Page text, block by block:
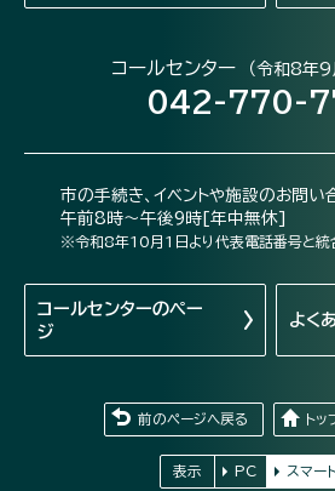
コールセンター （令和8年
042-770-
市の手続き、イベントや施設のお問い
午前8時～午後9時[年中無休]
※令和8年10月1日より代表電話番号と統合
コールセンターのペー
ジ
よく
前のページへ戻る ト
表示 PC スマー